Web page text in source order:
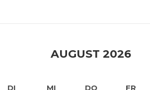
AUGUST 2026
DI MI DO FR